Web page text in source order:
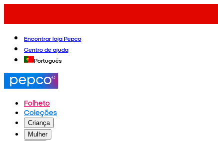
Encontrar loja Pepco
Centro de ajuda
Português
Folheto
Coleções
Criança
Mulher